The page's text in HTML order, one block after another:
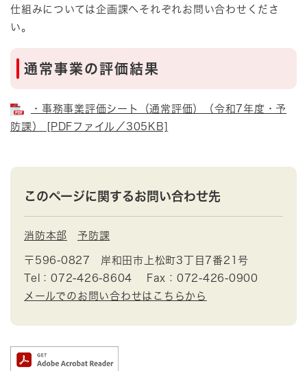
仕組みについては企画課へそれぞれお問い合わせくださ
い。
通常事業の評価結果
・事務事業評価シート（通常評価）（令和7年度・予
防課） [PDFファイル／305KB]
このページに関するお問い合わせ先
消防本部 予防課
〒596-0827
岸和田市上松町3丁目7番21号
Tel：072-426-8604
Fax：072-426-0900
メールでのお問い合わせはこちらから